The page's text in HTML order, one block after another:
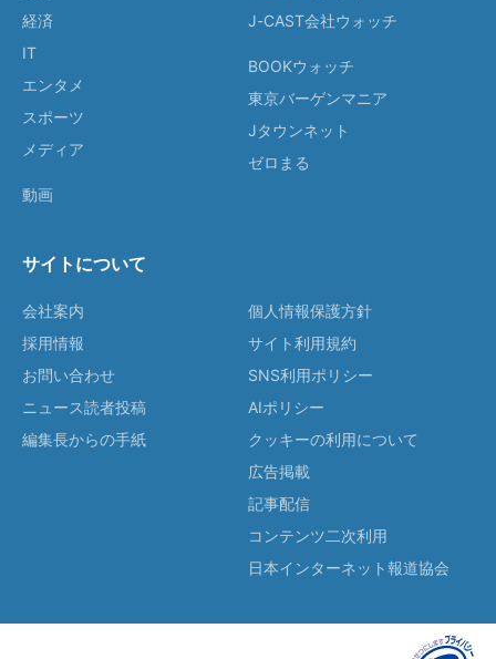
経済
IT
エンタメ
スポーツ
メディア
動画
J-CAST会社ウォッチ
BOOKウォッチ
東京バーゲンマニア
Jタウンネット
ゼロまる
サイトについて
会社案内
採用情報
お問い合わせ
ニュース読者投稿
編集長からの手紙
個人情報保護方針
サイト利用規約
SNS利用ポリシー
AIポリシー
クッキーの利用について
広告掲載
記事配信
コンテンツ二次利用
日本インターネット報道協会